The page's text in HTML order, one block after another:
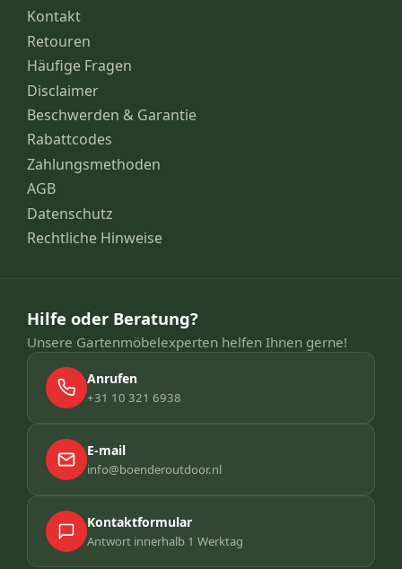
Kontakt
Retouren
Häufige Fragen
Disclaimer
Beschwerden & Garantie
Rabattcodes
Zahlungsmethoden
AGB
Datenschutz
Rechtliche Hinweise
Hilfe oder Beratung?
Unsere Gartenmöbelexperten helfen Ihnen gerne!
Anrufen
+31 10 321 6938
E-mail
info@boenderoutdoor.nl
Kontaktformular
Antwort innerhalb 1 Werktag